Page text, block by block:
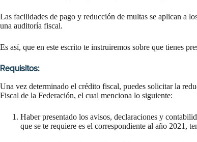
Las facilidades de pago y reducción de multas se aplican a
una auditoría fiscal.
Es así, que en este escrito te instruiremos sobre que tienes
Requisitos:
Una vez determinado el crédito fiscal, puedes solicitar la
Fiscal de la Federación, el cual menciona lo siguiente:
Haber presentado los avisos, declaraciones y
que se te requiere es el correspondiente al año 2021,